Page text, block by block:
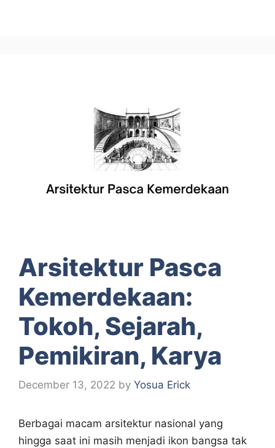
Arsitektur Pasca
Kemerdekaan:
Tokoh, Sejarah,
Pemikiran, Karya
December 13, 2022 by Yosua Erick
Berbagai macam arsitektur nasional yang
hingga saat ini masih menjadi ikon bangsa tak